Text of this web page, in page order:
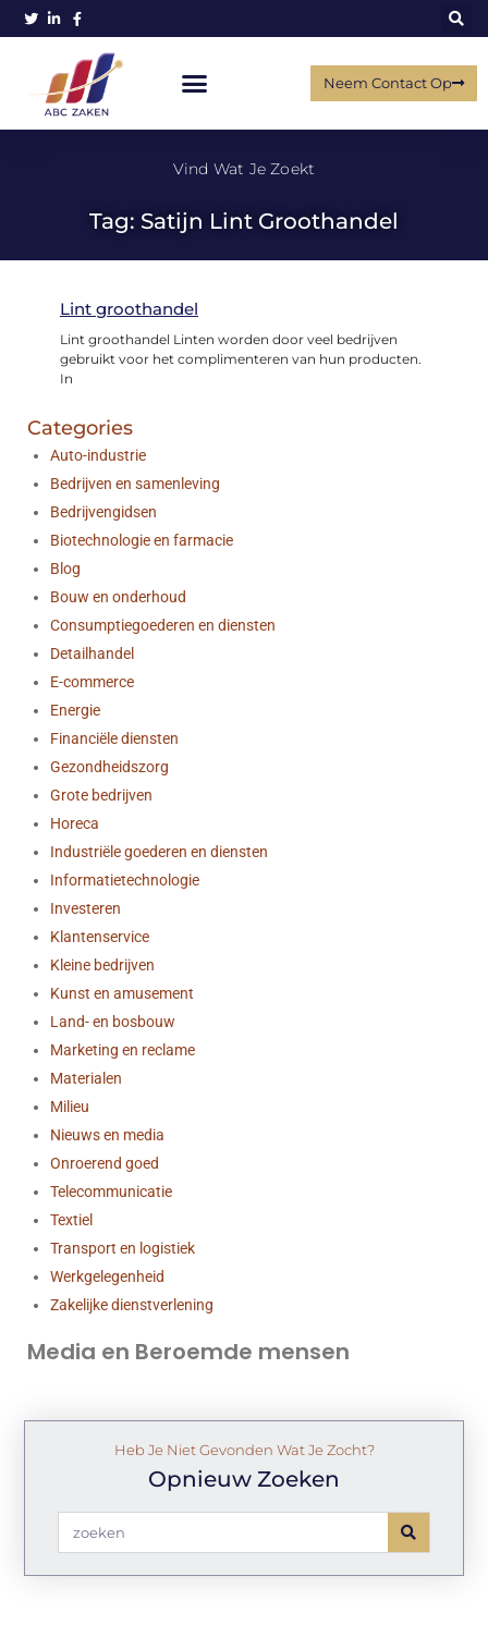
Neem Contact Op
Vind Wat Je Zoekt
Tag: Satijn Lint Groothandel
Lint groothandel
Lint groothandel Linten worden door veel bedrijven
gebruikt voor het complimenteren van hun producten.
In
Categories
Auto-industrie
Bedrijven en samenleving
Bedrijvengidsen
Biotechnologie en farmacie
Blog
Bouw en onderhoud
Consumptiegoederen en diensten
Detailhandel
E-commerce
Energie
Financiële diensten
Gezondheidszorg
Grote bedrijven
Horeca
Industriële goederen en diensten
Informatietechnologie
Investeren
Klantenservice
Kleine bedrijven
Kunst en amusement
Land- en bosbouw
Marketing en reclame
Materialen
Milieu
Nieuws en media
Onroerend goed
Telecommunicatie
Textiel
Transport en logistiek
Werkgelegenheid
Zakelijke dienstverlening
Media en Beroemde mensen
Heb Je Niet Gevonden Wat Je Zocht?
Opnieuw Zoeken